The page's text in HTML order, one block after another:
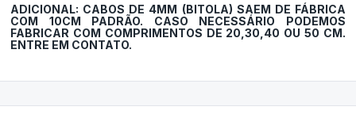
ADICIONAL: CABOS DE 4MM (BITOLA) SAEM DE FÁBRICA
COM 10CM PADRÃO. CASO NECESSÁRIO PODEMOS
FABRICAR COM COMPRIMENTOS DE 20,30,40 OU 50 CM.
ENTRE EM CONTATO.